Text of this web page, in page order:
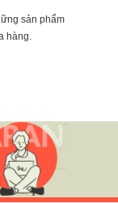
sản phẩm
hàng.